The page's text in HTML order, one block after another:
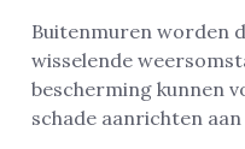
Buitenmuren worden
wisselende
bescherming kunnen
schade aanrichten